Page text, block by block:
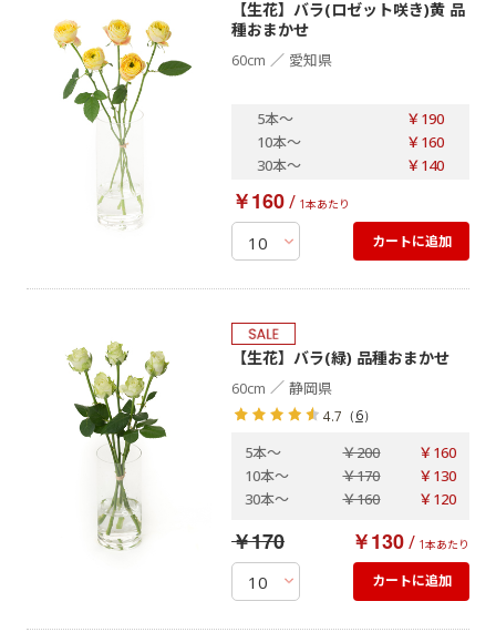
【生花】バラ(ロゼット咲き)黄 品
種おまかせ
60cm ／ 愛知県
5本～
￥190
10本～
￥160
30本～ ￥140
￥160/ 1本あたり
カートに追加
【生花】バラ(緑) 品種おまかせ
60cm ／ 静岡県
4.7 （6）
5本～ ￥200
￥160
10本～ ￥170
￥130
30本～ ￥160 ￥120
￥170 ￥130/ 1本あたり
カートに追加